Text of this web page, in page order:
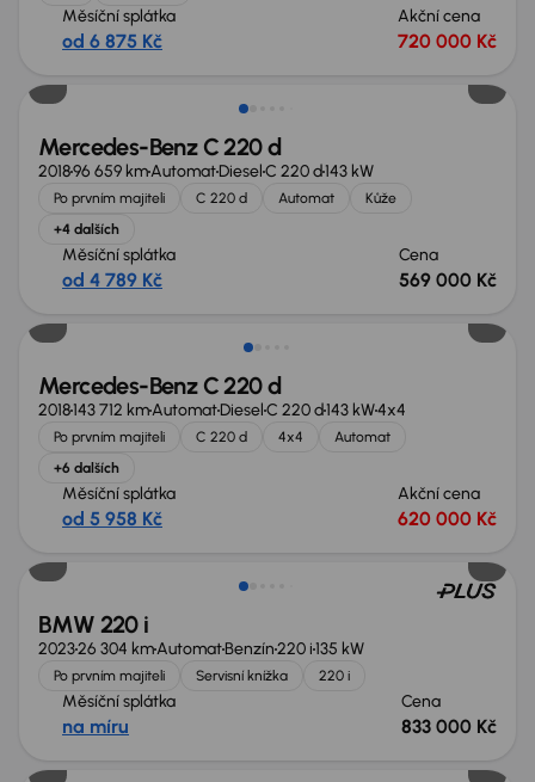
Měsíční splátka
od 6 875 Kč
Akční cena
720 000 Kč
Mercedes-Benz C 220 d
201896 659 kmAutomatDieselC 220 d143 kW
Po prvním majiteli C 220 d Automat
Kůže
+4 dalších
Měsíční splátka
od 4 789 Kč
Cena
569 000 Kč
Zlevněno o 10 000 Kč
Mercedes-Benz C 220 d
2018143 712 kmAutomatDieselC 220 d143 kW4x4
Po prvním majiteli C 220 d 4x4
Automat
+6 dalších
Měsíční splátka
od 5 958 Kč
Akční cena
620 000 Kč
BMW 220 i
202326 304 kmAutomatBenzín220 i135 kW
Po prvním majiteli Servisní knížka 220 i
Měsíční splátka
na míru
Cena
833 000 Kč